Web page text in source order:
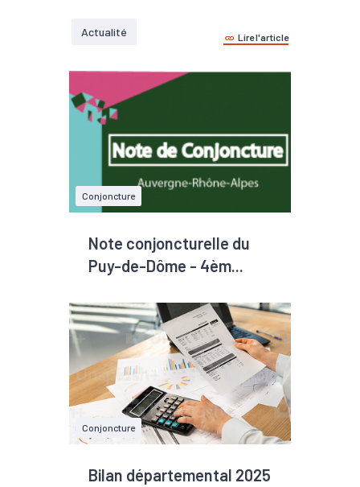
Actualité Lire l'article
Conjoncture
Note conjoncturelle du
Puy-de-Dôme - 4èm...
Conjoncture
Bilan départemental 2025